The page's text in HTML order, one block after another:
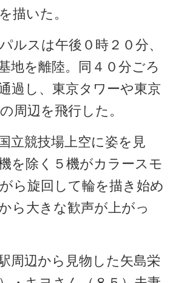
描いた。
ルスは午後０時２０分、
地を離陸。同４０分ごろ
過し、東京タワーや東京
周辺を飛行した。
立競技場上空に姿を見
を除く５機がカラースモ
ら旋回して輪を描き始め
ら大きな歓声が上がっ
周辺から見物した矢島栄